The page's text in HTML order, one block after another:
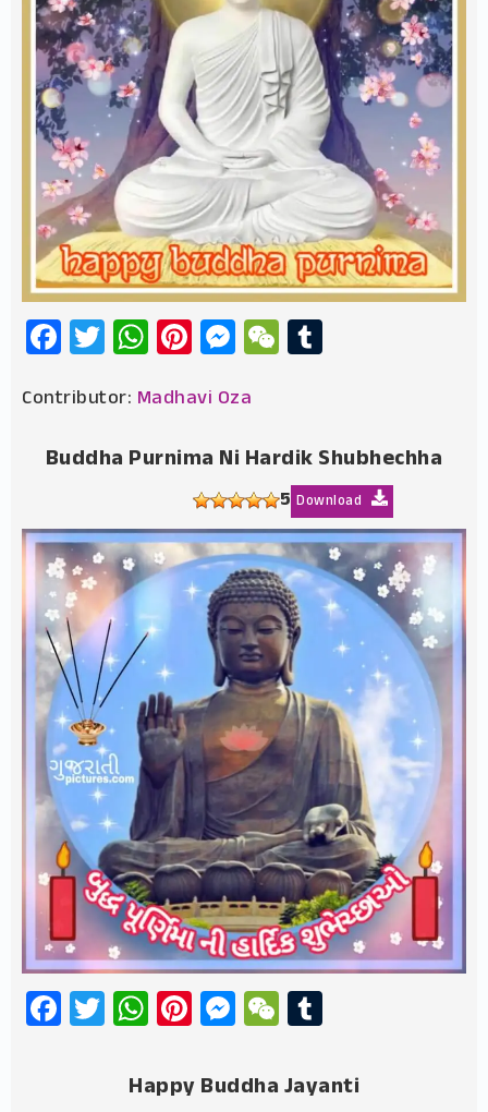
Facebook
Twitter
WhatsApp
Pinterest
Messenger
WeChat
Contributor: Madhavi Oza
Buddha Purnima Ni Hardik Shubhechha
5 Download
Facebook
Twitter
WhatsApp
Pinterest
Messenger
WeChat
Happy Buddha Jayanti